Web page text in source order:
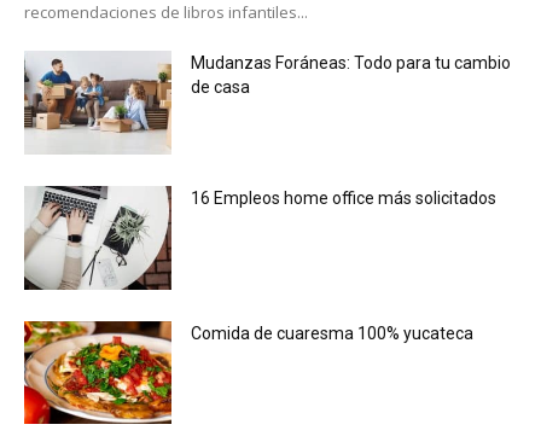
recomendaciones de libros infantiles...
Mudanzas Foráneas: Todo para tu cambio
de casa
16 Empleos home office más solicitados
Comida de cuaresma 100% yucateca